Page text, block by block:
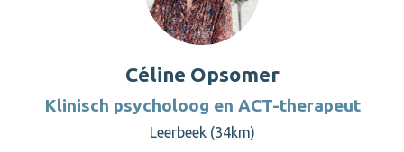
Céline Opsomer
Klinisch psycholoog en ACT-therapeut
Leerbeek (34km)